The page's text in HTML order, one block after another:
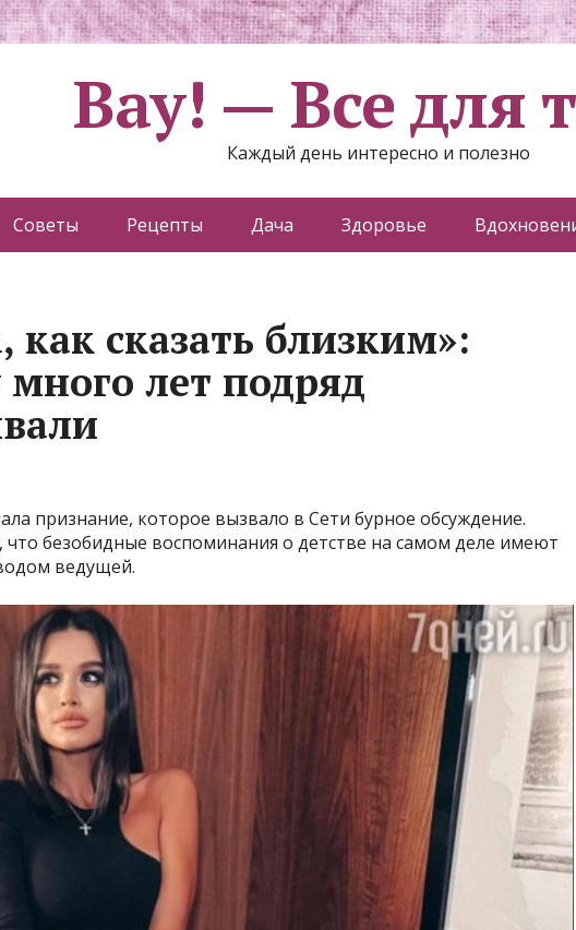
Вау! — Все для
Каждый день интересно и полезно
Советы Рецепты Дача Здоровье
как сказать близким»:
лет подряд
признание, которое вызвало в Сети бурное обсуждение.
безобидные воспоминания о детстве на самом деле имеют
ведущей.